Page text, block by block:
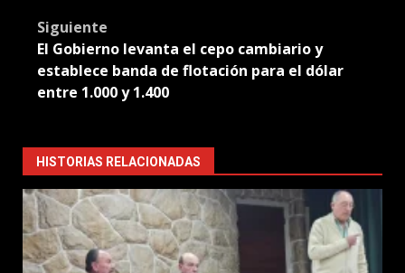
Siguiente
El Gobierno levanta el cepo cambiario y
establece banda de flotación para el dólar
entre 1.000 y 1.400
HISTORIAS RELACIONADAS